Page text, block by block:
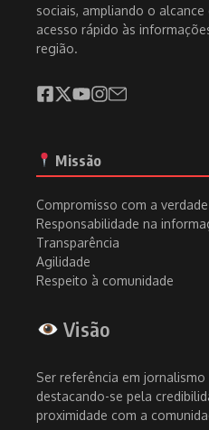
sociais, ampliando o
acesso rápido às
região.
Missão
Compromisso com a verdade
Responsabilidade na
Transparência
Agilidade
Respeito à comunidade
Visão
Ser referência em
destacando-se pela
proximidade com a